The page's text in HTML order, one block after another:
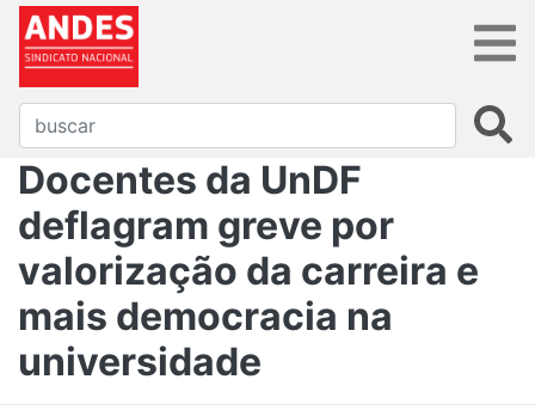
Docentes da UnDF
deflagram greve por
valorização da carreira e
mais democracia na
universidade